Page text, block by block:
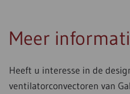
Meer
Heeft u interesse in de
ventilatorconvectoren van